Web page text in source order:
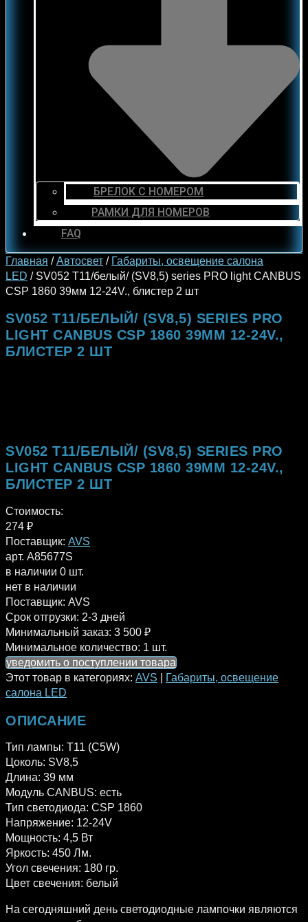
БРЕЛОК С НОМЕРОМ
РАМКИ ДЛЯ НОМЕРОВ
FAQ
Главная /Автосвет / Габариты, освещение салона
LED / SV052 T11/белый/ (SV8,5) series PRO light CANBUS
CSP 1860 39мм 12-24V., блистер 2 шт
SV052 T11/БЕЛЫЙ/ (SV8,5) SERIES PRO
LIGHT CANBUS CSP 1860 39ММ 12-24V.,
БЛИСТЕР 2 ШТ
SV052 T11/БЕЛЫЙ/ (SV8,5) SERIES PRO
LIGHT CANBUS CSP 1860 39ММ 12-24V.,
БЛИСТЕР 2 ШТ
Стоимость:
274 ₽
Поставщик: AVS
арт. A85677S
в наличии 0 шт.
нет в наличии
Поставщик: AVS
Срок отгрузки: 2-3 дней
Минимальный заказ: 3 500 ₽
Минимальное количество: 1 шт.
уведомить о поступлении товара
Этот товар в категориях: AVS
Габариты, освещение
салона LED
ОПИСАНИЕ
Тип лампы: T11 (C5W)
Цоколь: SV8,5
Длина: 39 мм
Модуль CANBUS: есть
Тип светодиода: CSP 1860
Напряжение: 12-24V
Мощность: 4,5 Вт
Яркость: 450 Лм.
Угол свечения: 180 гр.
Цвет свечения: белый
На сегодняшний день светодиодные лампочки являются